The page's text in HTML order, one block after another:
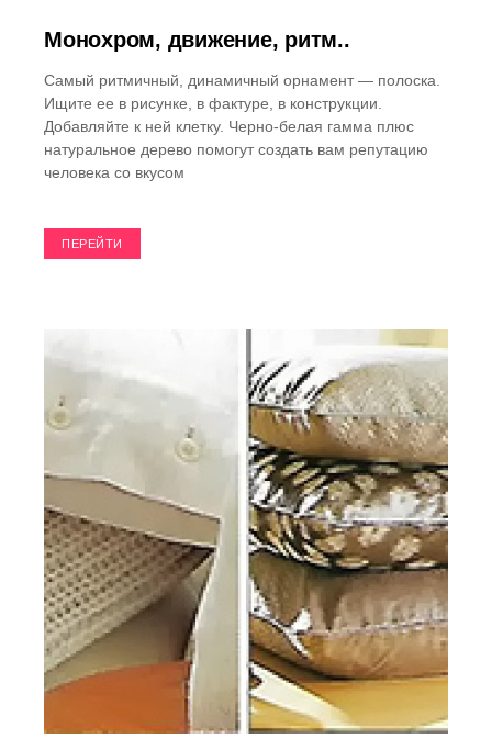
Монохром, движение, ритм..
Самый ритмичный, динамичный орнамент — полоска.
Ищите ее в рисунке, в фактуре, в конструкции.
Добавляйте к ней клетку. Черно-белая гамма плюс
натуральное дерево помогут создать вам репутацию
человека со вкусом
ПЕРЕЙТИ